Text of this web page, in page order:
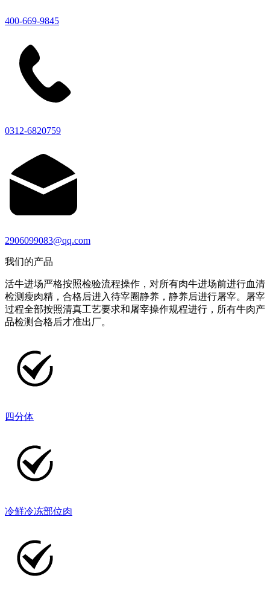
400-669-9845
0312-6820759
2906099083@qq.com
我们的产品
活牛进场严格按照检验流程操作，对所有肉牛进场前进行血清
检测瘦肉精，合格后进入待宰圈静养，静养后进行屠宰。屠宰
过程全部按照清真工艺要求和屠宰操作规程进行，所有牛肉产
品检测合格后才准出厂。
四分体
冷鲜冷冻部位肉